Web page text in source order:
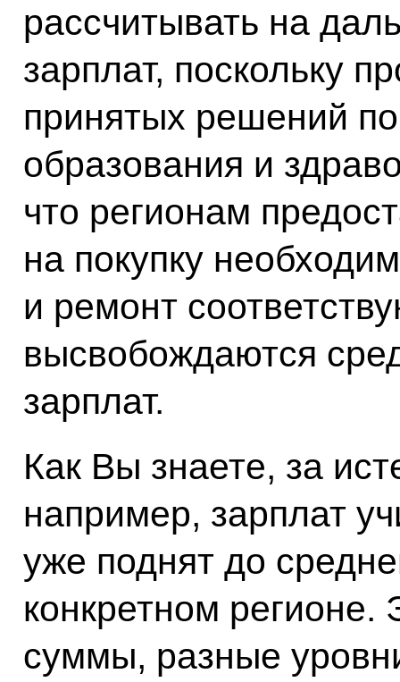
рассчитывать на
зарплат, поскольку
принятых решений
образования и
что регионам
на покупку
и ремонт
высвобождаются
зарплат.
Как Вы знаете, за
например, зарплат
уже поднят до
конкретном регионе.
суммы, разные